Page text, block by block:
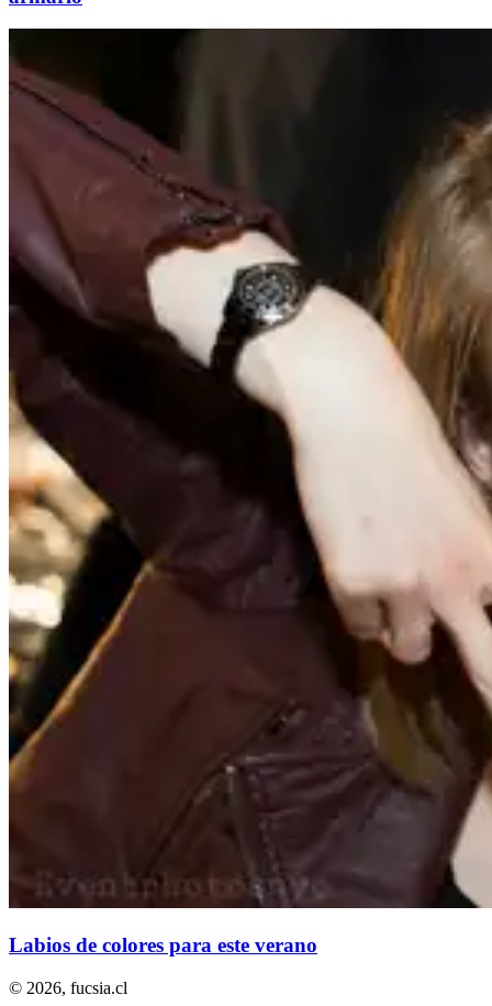
Labios de colores para este verano
© 2026, fucsia.cl